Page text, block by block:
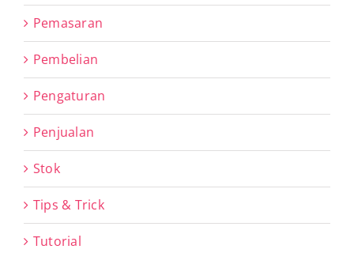
Pemasaran
Pembelian
Pengaturan
Penjualan
Stok
Tips & Trick
Tutorial